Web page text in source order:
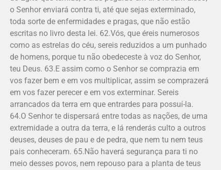
o Senhor enviará contra ti, até que sejas exterminado,
toda sorte de enfermidades e pragas, que não estão
escritas no livro desta lei. 62.Vós, que éreis numerosos
como as estrelas do céu, sereis reduzidos a um punhado
de homens, porque tu não obedeceste à voz do Senhor,
teu Deus. 63.E assim como o Senhor se comprazia em
vos fazer bem e em vos multiplicar, assim se comprazerá
em vos fazer perecer e em vos exterminar. Sereis
arrancados da terra em que entrardes para possuí-la.
64.O Senhor te dispersará entre todas as nações, de uma
extremidade a outra da terra, e lá renderás culto a outros
deuses, deuses de pau e de pedra, que nem tu nem teus
pais conheceram. 65.Não haverá segurança para ti no
meio desses povos, nem repouso para a planta de teus